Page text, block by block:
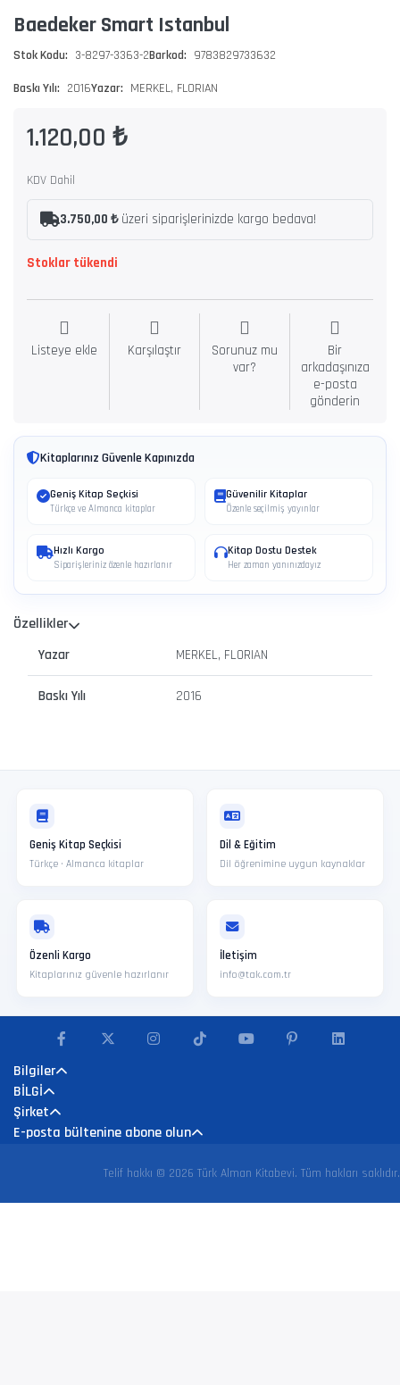
Baedeker Smart Istanbul
Stok Kodu: 3-8297-3363-2Barkod: 9783829733632
Baskı Yılı: 2016Yazar: MERKEL, FLORIAN
1.120,00 ₺
KDV Dahil
3.750,00 ₺üzeri siparişlerinizde kargo bedava!
Stoklar tükendi
Listeye ekle Karşılaştır
Sorunuz mu
var?
Bir
arkadaşınıza
e-posta
gönderin
Kitaplarınız Güvenle Kapınızda
Geniş Kitap Seçkisi
Türkçe ve Almanca kitaplar
Güvenilir Kitaplar
Özenle seçilmiş yayınlar
Hızlı Kargo
Siparişleriniz özenle hazırlanır
Kitap Dostu Destek
Her zaman yanınızdayız
Özellikler
Yazar MERKEL, FLORIAN
Baskı Yılı 2016
Geniş Kitap Seçkisi
Türkçe · Almanca kitaplar
Dil & Eğitim
Dil öğrenimine uygun kaynaklar
Özenli Kargo
Kitaplarınız güvenle hazırlanır
İletişim
info@tak.com.tr
Bilgiler
BİLGİ
Şirket
E-posta bültenine abone olun
Telif hakkı © 2026 Türk Alman Kitabevi. Tüm hakları saklıdır.